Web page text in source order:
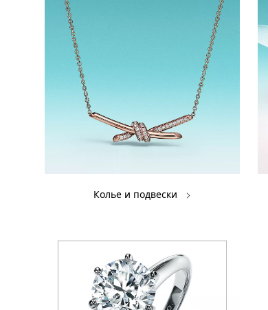
Колье и подвески